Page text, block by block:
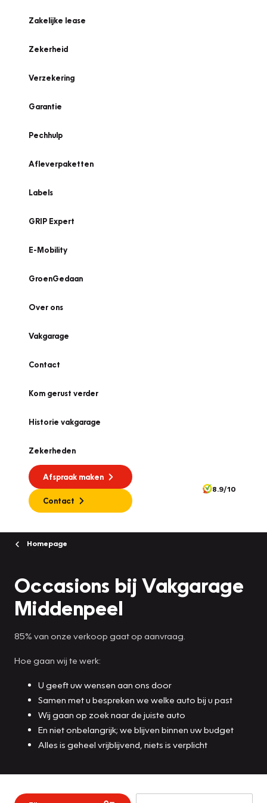
Zakelijke lease
Zekerheid
Verzekering
Garantie
Pechhulp
Afleverpaketten
Labels
GRIP Expert
E-Mobility
GroenGedaan
Over ons
Vakgarage
Contact
Kom gerust verder
Historie vakgarage
Zekerheden
Afspraak maken
Contact
8.9/10
Homepage
Occasions bij Vakgarage
Middenpeel
85% van onze verkoop gaat op aanvraag.
Hoe gaan wij te werk:
U geeft uw wensen aan ons door
Samen met u bespreken we welke auto bij u past
Wij gaan op zoek naar de juiste auto
En niet onbelangrijk; we blijven binnen uw budget
Alles is geheel vrijblijvend, niets is verplicht